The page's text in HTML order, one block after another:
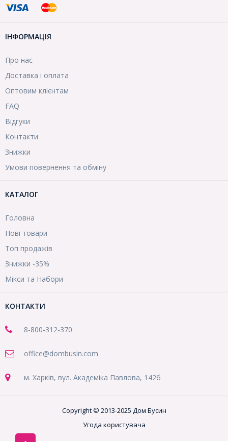
ІНФОРМАЦІЯ
Про нас
Доставка і оплата
Оптовим клієнтам
FAQ
Відгуки
Контакти
Знижки
Умови повернення та обміну
КАТАЛОГ
Головна
Нові товари
Топ продажів
Знижки -35%
Мікси та Набори
КОНТАКТИ
8-800-312-370
office@dombusin.com
м. Харків, вул. Академіка Павлова, 142б
Copyright © 2013-2025 Дом Бусин
Угода користувача